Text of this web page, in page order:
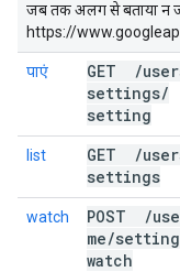
जब तक अलग से बताया न
https://
पाएं GET /
settings/
setting
list GET /
settings
watch POST /
me/
watch